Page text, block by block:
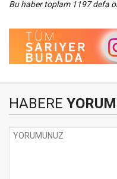
Bu haber toplam 1197 defa
HABERE